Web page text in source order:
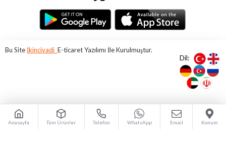
Bu Siteİkincivadi E-ticaret Yazılımı İle Kurulmuştur.
Dil:
Anasayfa Tüm Ürünler Telefon WhatsApp Email Konum